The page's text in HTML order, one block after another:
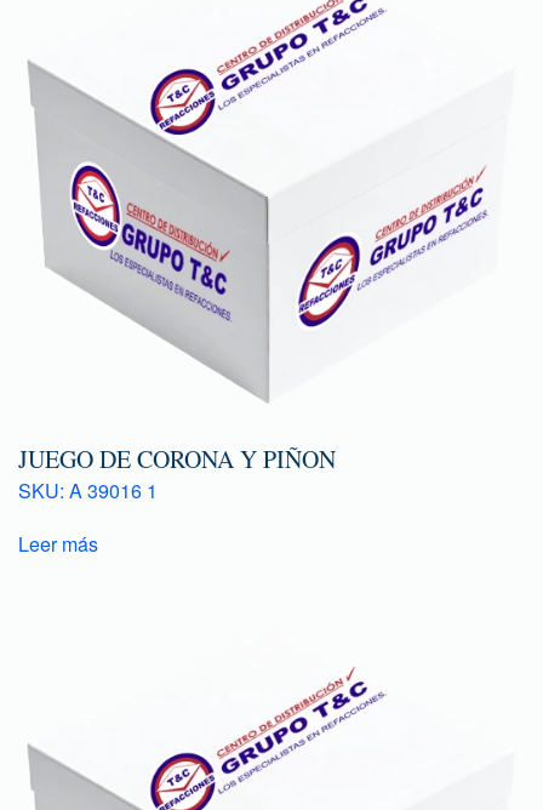
JUEGO DE CORONA Y PIÑON
SKU: A 39016 1
Leer más